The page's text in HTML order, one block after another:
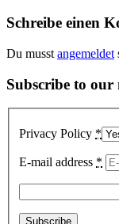
Schreibe einen
Du musst angemeldet
Subscribe to our
Privacy Policy *
E-mail address *